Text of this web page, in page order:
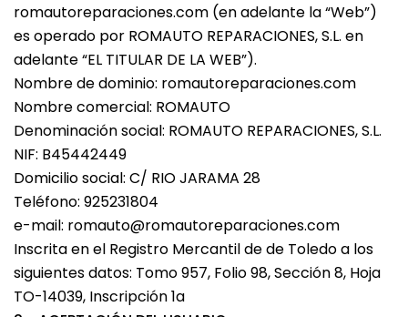
romautoreparaciones.com (en adelante la “Web”)
es operado por ROMAUTO REPARACIONES, S.L. en
adelante “EL TITULAR DE LA WEB”).
Nombre de dominio: romautoreparaciones.com
Nombre comercial: ROMAUTO
Denominación social: ROMAUTO REPARACIONES, S.L.
NIF: B45442449
Domicilio social: C/ RIO JARAMA 28
Teléfono: 925231804
e-mail: romauto@romautoreparaciones.com
Inscrita en el Registro Mercantil de de Toledo a los
siguientes datos: Tomo 957, Folio 98, Sección 8, Hoja
TO-14039, Inscripción 1a